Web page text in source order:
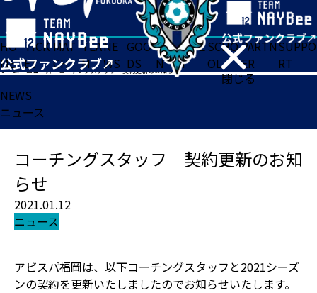
閉じる
HO
ME
TICK
ET
MAT
CH
TEA
M
NE
WS
GOO
DS
FA
N
ACADE
MY
SCHO
OL
PARTN
ER
SUPPO
RT
ホーム>ニュース>コーチングスタッフ 契約更新のお知らせ
NEWS
ニュース
コーチングスタッフ 契約更新のお知
らせ
2021.01.12
ニュース
アビスパ福岡は、以下コーチングスタッフと2021シーズ
ンの契約を更新いたしましたのでお知らせいたします。